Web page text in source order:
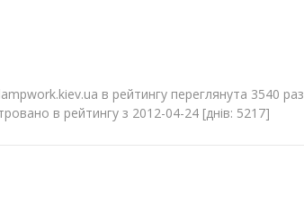
в рейтингу переглянута 3540 раз
в рейтингу з 2012-04-24 [днів: 5217]